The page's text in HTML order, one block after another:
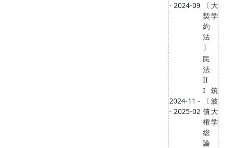
- 2024-09
〔
契
約
法
〕
大
学
2024-11 -
- 2025-02
民
法
II
I
〔
債
権
総
論
筑
波
大
学